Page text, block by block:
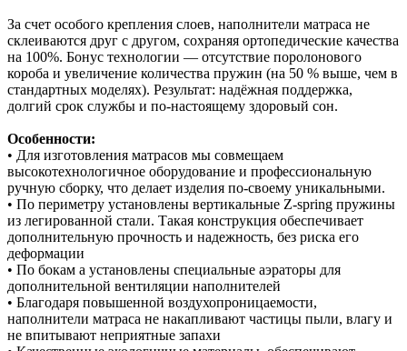
За счет особого крепления слоев, наполнители матраса не
склеиваются друг с другом, сохраняя ортопедические качества
на 100%. Бонус технологии — отсутствие поролонового
короба и увеличение количества пружин (на 50 % выше, чем в
стандартных моделях). Результат: надёжная поддержка,
долгий срок службы и по‑настоящему здоровый сон.
Особенности:
• Для изготовления матрасов мы совмещаем
высокотехнологичное оборудование и профессиональную
ручную сборку, что делает изделия по-своему уникальными.
• По периметру установлены вертикальные Z-spring пружины
из легированной стали. Такая конструкция обеспечивает
дополнительную прочность и надежность, без риска его
деформации
• По бокам а установлены специальные аэраторы для
дополнительной вентиляции наполнителей
• Благодаря повышенной воздухопроницаемости,
наполнители матраса не накапливают частицы пыли, влагу и
не впитывают неприятные запахи